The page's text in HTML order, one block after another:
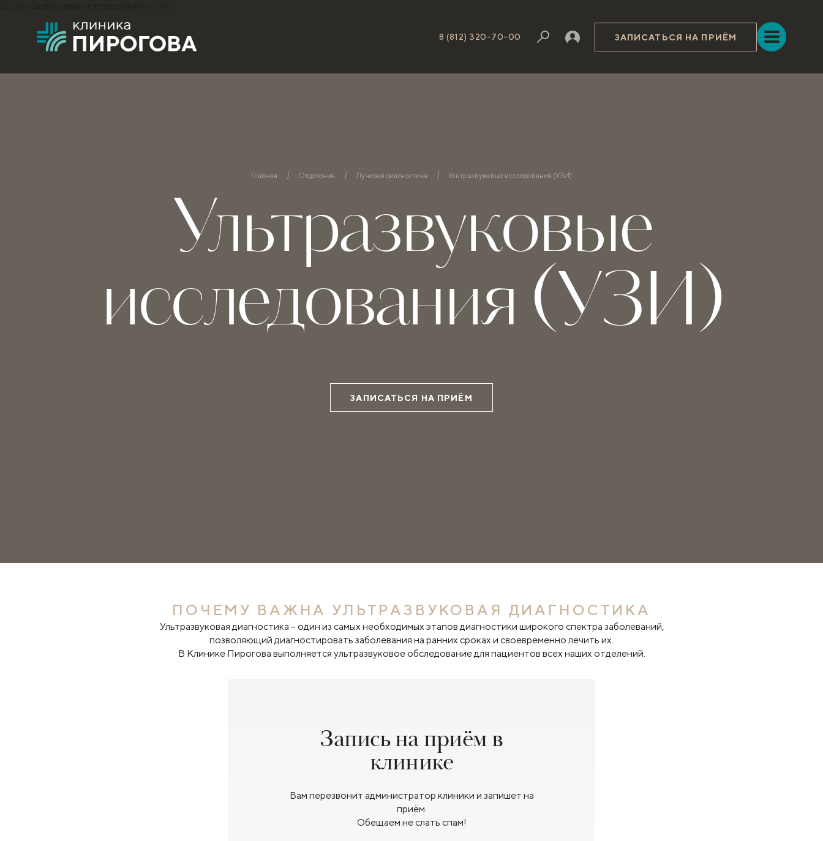
8 (812) 320-70-00 ЗАПИСАТЬСЯ НА ПРИЁМ
Главная Отделения Лучевая диагностика Ультразвуковые исследования (УЗИ)
Ультразвуковые
исследования (УЗИ)
ЗАПИСАТЬСЯ НА ПРИЁМ
ПОЧЕМУ ВАЖНА УЛЬТРАЗВУКОВАЯ ДИАГНОСТИКА
Ультразвуковая диагностика – один из самых необходимых этапов диагностики широкого спектра заболеваний,
позволяющий диагностировать заболевания на ранних сроках и своевременно лечить их.
В Клинике Пирогова выполняется ультразвуковое обследование для пациентов всех наших отделений.
Запись на приём в
клинике
Вам перезвонит администратор клиники и запишет на
приём.
Обещаем не слать спам!